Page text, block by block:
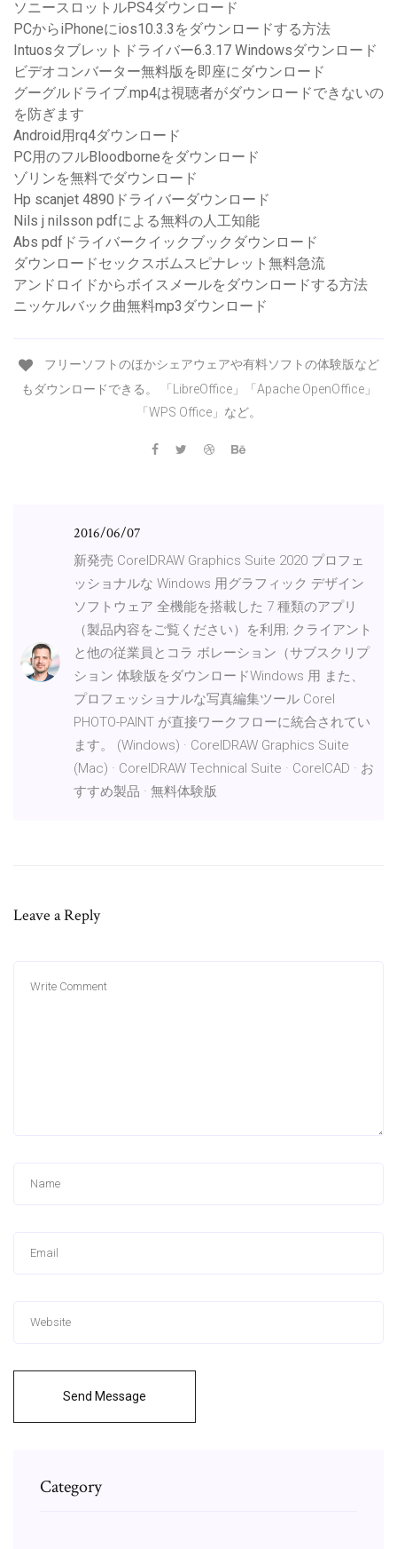
ソニースロットルPS4ダウンロード
PCからiPhoneにios10.3.3をダウンロードする方法
Intuosタブレットドライバー6.3.17 Windowsダウンロード
ビデオコンバーター無料版を即座にダウンロード
グーグルドライブ.mp4は視聴者がダウンロードできないの
を防ぎます
Android用rq4ダウンロード
PC用のフルBloodborneをダウンロード
ゾリンを無料でダウンロード
Hp scanjet 4890ドライバーダウンロード
Nils j nilsson pdfによる無料の人工知能
Abs pdfドライバークイックブックダウンロード
ダウンロードセックスボムスピナレット無料急流
アンドロイドからボイスメールをダウンロードする方法
ニッケルバック曲無料mp3ダウンロード
フリーソフトのほかシェアウェアや有料ソフトの体験版など
もダウンロードできる。 「LibreOffice」「Apache OpenOffice」
「WPS Office」など。
2016/06/07
新発売 CorelDRAW Graphics Suite 2020 プロフェ
ッショナルな Windows 用グラフィック デザイン
ソフトウェア 全機能を搭載した 7 種類のアプリ
（製品内容をご覧ください）を利用; クライアント
と他の従業員とコラ ボレーション（サブスクリプ
ション 体験版をダウンロードWindows 用 また、
プロフェッショナルな写真編集ツール Corel
PHOTO-PAINT が直接ワークフローに統合されてい
ます。 (Windows) · CorelDRAW Graphics Suite
(Mac) · CorelDRAW Technical Suite · CorelCAD · お
すすめ製品 · 無料体験版
Leave a Reply
Send Message
Category